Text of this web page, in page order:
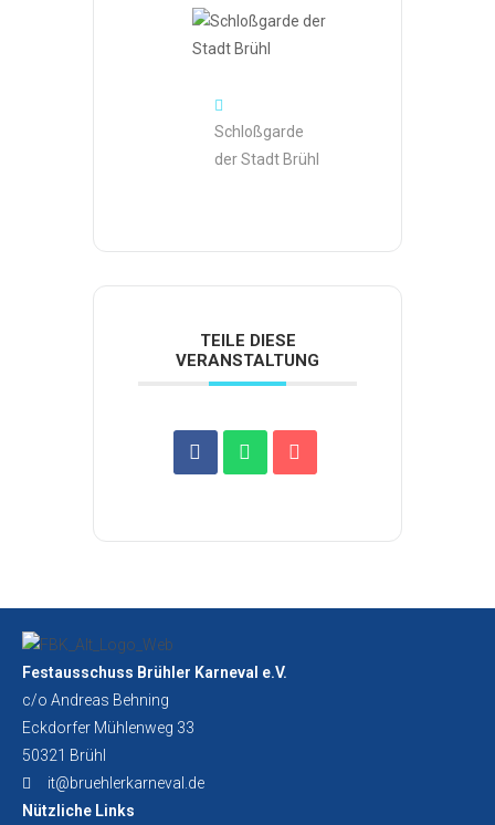
Schloßgarde
der Stadt Brühl
TEILE DIESE
VERANSTALTUNG
Festausschuss Brühler Karneval e.V.
c/o Andreas Behning
Eckdorfer Mühlenweg 33
50321 Brühl
it@bruehlerkarneval.de
Nützliche Links